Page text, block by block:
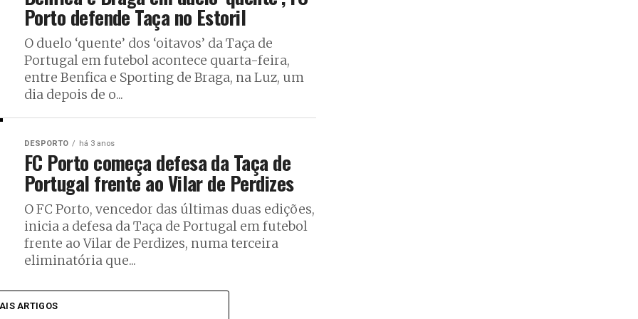
Porto defende Taça no Estoril
O duelo ‘quente’ dos ‘oitavos’ da Taça de
Portugal em futebol acontece quarta-feira,
entre Benfica e Sporting de Braga, na Luz, um
dia depois de o...
DESPORTO há 3 anos
FC Porto começa defesa da Taça de
Portugal frente ao Vilar de Perdizes
O FC Porto, vencedor das últimas duas edições,
inicia a defesa da Taça de Portugal em futebol
frente ao Vilar de Perdizes, numa terceira
eliminatória que...
ARTIGOS